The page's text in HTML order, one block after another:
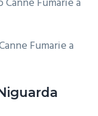
Fumarie a